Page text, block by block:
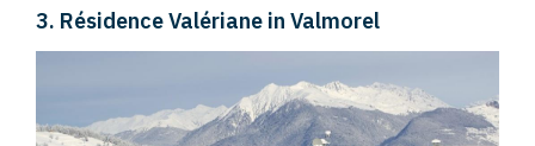
3. Résidence Valériane in Valmorel